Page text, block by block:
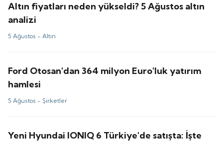
Altın fiyatları neden yükseldi? 5 Ağustos altın
analizi
5 Ağustos -Altın
Ford Otosan'dan 364 milyon Euro'luk yatırım
hamlesi
5 Ağustos -Şirketler
Yeni Hyundai IONIQ 6 Türkiye'de satışta: İşte